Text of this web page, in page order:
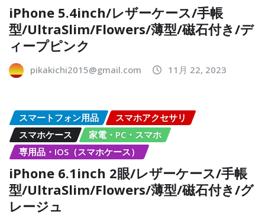
iPhone 5.4inch/レザーケース/手帳
型/UltraSlim/Flowers/薄型/磁石付き/デ
ィープピンク
pikakichi2015@gmail.com 11月 22, 2023
スマートフォン用品
スマホアクセサリ
スマホケース
家電・PC・スマホ
専用品・IOS（スマホケース）
iPhone 6.1inch 2眼/レザーケース/手帳
型/UltraSlim/Flowers/薄型/磁石付き/グ
レージュ